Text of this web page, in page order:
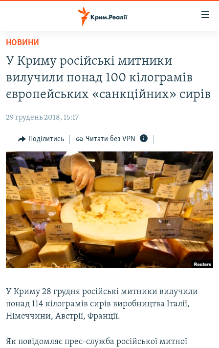
Перейти
основного
матеріалу
Перейти
до
основної
навігації
Перейти
до
пошуку
ВОДА.КРИМ
ВІДЕО ТА ФОТО
БЛОГИ
ПОГЛЯД
ІНТЕРВ'Ю
ВСЕ ЗА ДЕНЬ
СПЕЦПРОЕКТИ
ДЕПОРТАЦІЯ
ВІДЕОУРОКИ «ELIFBE»
СВІДЧЕННЯ ОКУПАЦІЇ
УКРАЇНСЬКА ПРОБЛЕМА КРИМУ
ЯК ОБІЙТИ БЛОКУВАННЯ
Русский
Qırımtatar
НОВИНИ
У Криму російські митники
вилучили понад 100 кілограмів
європейських «санкційних» сирів
29 грудень 2018, 15:17
Поділитись Читати без VPN
У Криму 28 грудня російські митники вилучили
понад 114 кілограмів сирів виробництва Італії,
Німеччини, Австрії, Франції.
Як повідомляє прес-служба російської митної